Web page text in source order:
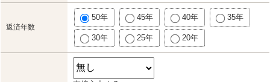
返済年数
50年 45年 40年 35年
30年 25年 20年